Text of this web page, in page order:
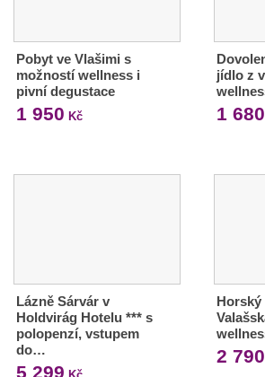
Pobyt ve Vlašimi s
možností wellness i
pivní degustace
1 950 Kč
jídlo z
1 680
Lázně Sárvár v
Holdvirág Hotelu *** s
polopenzí, vstupem
do…
5 299
Horský
2 790